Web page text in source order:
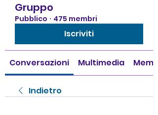
Gruppo
Pubblico · 475 membri
Iscriviti
Conversazioni Multimedia
Indietro